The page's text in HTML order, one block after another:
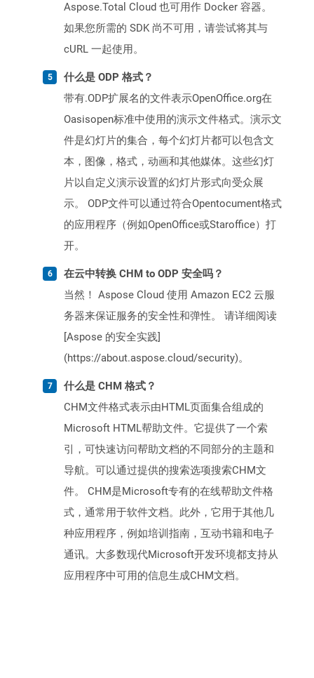
Aspose.Total Cloud 也可用作 Docker 容器。
如果您所需的 SDK 尚不可用，请尝试将其与
cURL 一起使用。
什么是 ODP 格式？
带有.ODP扩展名的文件表示OpenOffice.org在
Oasisopen标准中使用的演示文件格式。演示文
件是幻灯片的集合，每个幻灯片都可以包含文
本，图像，格式，动画和其他媒体。这些幻灯
片以自定义演示设置的幻灯片形式向受众展
示。 ODP文件可以通过符合Opentocument格式
的应用程序（例如OpenOffice或Staroffice）打
开。
在云中转换 CHM to ODP 安全吗？
当然！ Aspose Cloud 使用 Amazon EC2 云服
务器来保证服务的安全性和弹性。 请详细阅读
[Aspose 的安全实践]
(https://about.aspose.cloud/security)。
什么是 CHM 格式？
CHM文件格式表示由HTML页面集合组成的
Microsoft HTML帮助文件。它提供了一个索
引，可快速访问帮助文档的不同部分的主题和
导航。可以通过提供的搜索选项搜索CHM文
件。 CHM是Microsoft专有的在线帮助文​​件格
式，通常用于软件文档。此外，它用于其他几
种应用程序，例如培训指南，互动书籍和电子
通讯。大多数现代Microsoft开发环境都支持从
应用程序中可用的信息生成CHM文档。